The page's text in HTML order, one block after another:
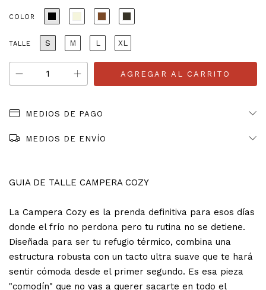
COLOR
TALLE S M L XL
MEDIOS DE PAGO
MEDIOS DE ENVÍO
GUIA DE TALLE CAMPERA COZY
La Campera Cozy es la prenda definitiva para esos días
donde el frío no perdona pero tu rutina no se detiene.
Diseñada para ser tu refugio térmico, combina una
estructura robusta con un tacto ultra suave que te hará
sentir cómoda desde el primer segundo. Es esa pieza
"comodín" que no vas a querer sacarte en todo el